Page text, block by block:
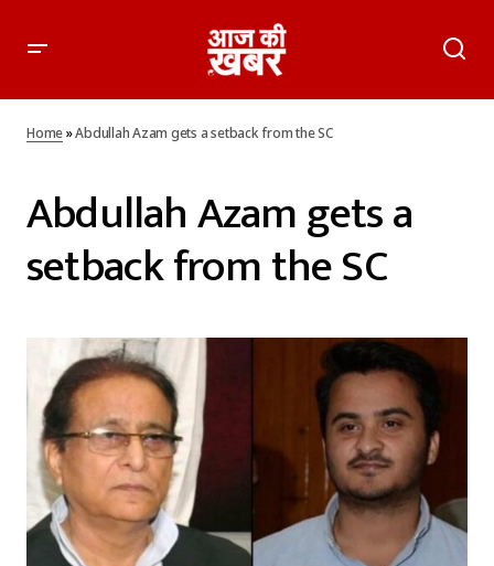
Home»Abdullah Azam gets a setback from the SC
Abdullah Azam gets a
setback from the SC